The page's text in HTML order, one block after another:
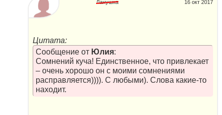
16 окт 2017
Ланушка
Цитата:
Сообщение от Юлия:
Сомнений куча! Единственное, что привлекает
– очень хорошо он с моими сомнениями
расправляется)))). С любыми). Слова какие-то
находит.